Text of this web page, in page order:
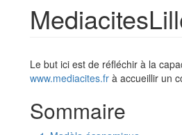
Le but ici est de réfléchir à la
www.mediacites.fr à accueillir un
Sommaire